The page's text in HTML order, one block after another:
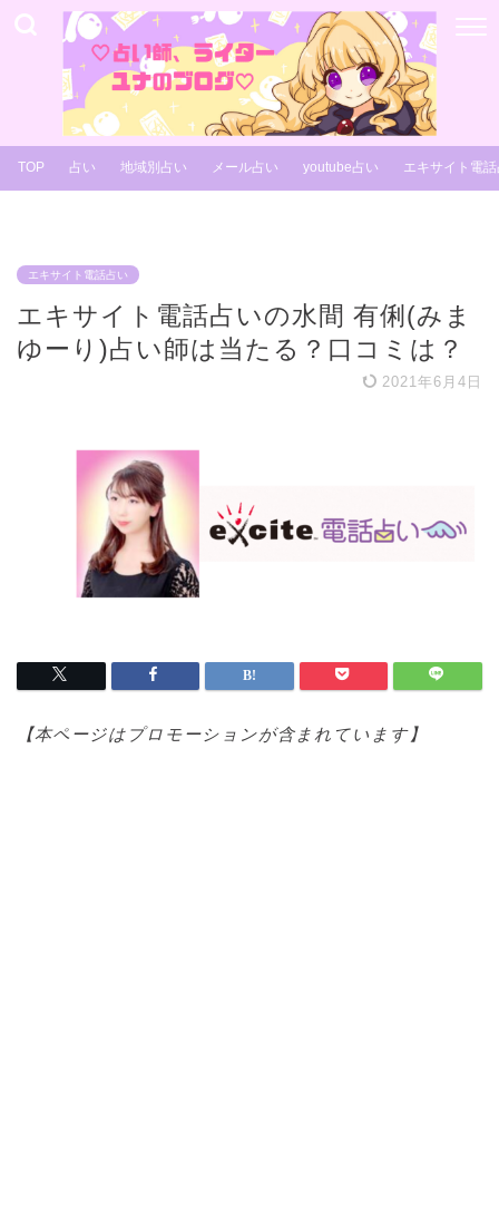
TOP 占い 地域別占い メール占い youtube占い エキサイト電
エキサイト電話占い
エキサイト電話占いの水間 有俐(みま
ゆーり)占い師は当たる？口コミは？
2021年6月4日
【本ページはプロモーションが含まれています】